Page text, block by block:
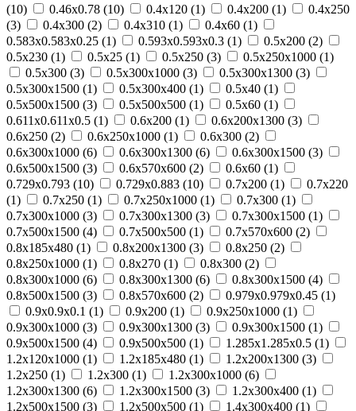
(10) 0.46х0.78 (10) 0.4х120 (1) 0.4х200 (1)
0.4х250
(3) 0.4х300 (2) 0.4х310 (1) 0.4х60 (1)
0.583х0.583х0.25 (1) 0.593х0.593х0.3 (1) 0.5х200 (2)
0.5х230 (1) 0.5х25 (1) 0.5х250 (3) 0.5х250х1000 (1)
0.5х300 (3) 0.5х300х1000 (3) 0.5х300х1300 (3)
0.5х300х1500 (1) 0.5х300х400 (1) 0.5х40 (1)
0.5х500х1500 (3) 0.5х500х500 (1) 0.5х60 (1)
0.611х0.611х0.5 (1) 0.6х200 (1) 0.6х200х1300 (3)
0.6х250 (2) 0.6х250х1000 (1) 0.6х300 (2)
0.6х300х1000 (6) 0.6х300х1300 (6) 0.6х300х1500 (3)
0.6х500х1500 (3) 0.6х570х600 (2) 0.6х60 (1)
0.729х0.793 (10) 0.729х0.883 (10) 0.7х200 (1)
0.7х220
(1) 0.7х250 (1) 0.7х250х1000 (1) 0.7х300 (1)
0.7х300х1000 (3) 0.7х300х1300 (3) 0.7х300х1500 (1)
0.7х500х1500 (4) 0.7х500х500 (1) 0.7х570х600 (2)
0.8х185х480 (1) 0.8х200х1300 (3) 0.8х250 (2)
0.8х250х1000 (1) 0.8х270 (1) 0.8х300 (2)
0.8х300х1000 (6) 0.8х300х1300 (6) 0.8х300х1500 (4)
0.8х500х1500 (3) 0.8х570х600 (2) 0.979х0.979х0.45 (1)
0.9х0.9х0.1 (1) 0.9х200 (1) 0.9х250х1000 (1)
0.9х300х1000 (3) 0.9х300х1300 (3) 0.9х300х1500 (1)
0.9х500х1500 (4) 0.9х500х500 (1) 1.285х1.285х0.5 (1)
1.2х120х1000 (1) 1.2х185х480 (1) 1.2х200х1300 (3)
1.2х250 (1) 1.2х300 (1) 1.2х300х1000 (6)
1.2х300х1300 (6) 1.2х300х1500 (3) 1.2х300х400 (1)
1.2х500х1500 (3) 1.2х500х500 (1) 1.4х300х400 (1)